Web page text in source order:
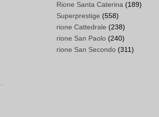
Rione Santa Caterina (189)
Superprestige (558)
rione Cattedrale (238)
rione San Paolo (240)
rione San Secondo (311)